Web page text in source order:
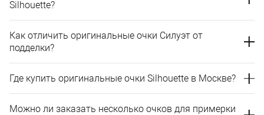
Silhouette?
Как отличить оригинальные очки Силуэт от
подделки?
Где купить оригинальные очки Silhouette в Москве?
Можно ли заказать несколько очков для примерки